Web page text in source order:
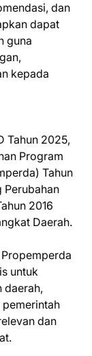
dan
dapat
guna
kepada
Tahun 2025,
Program
Tahun
Perubahan
2016
Daerah.
untuk
daerah,
dan